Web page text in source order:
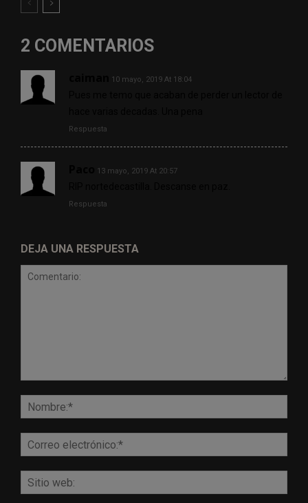
2 COMENTARIOS
10 mayo, 2019 At 18:04
Respuesta
13 mayo, 2019 At 20:57
Respuesta
DEJA UNA RESPUESTA
web: